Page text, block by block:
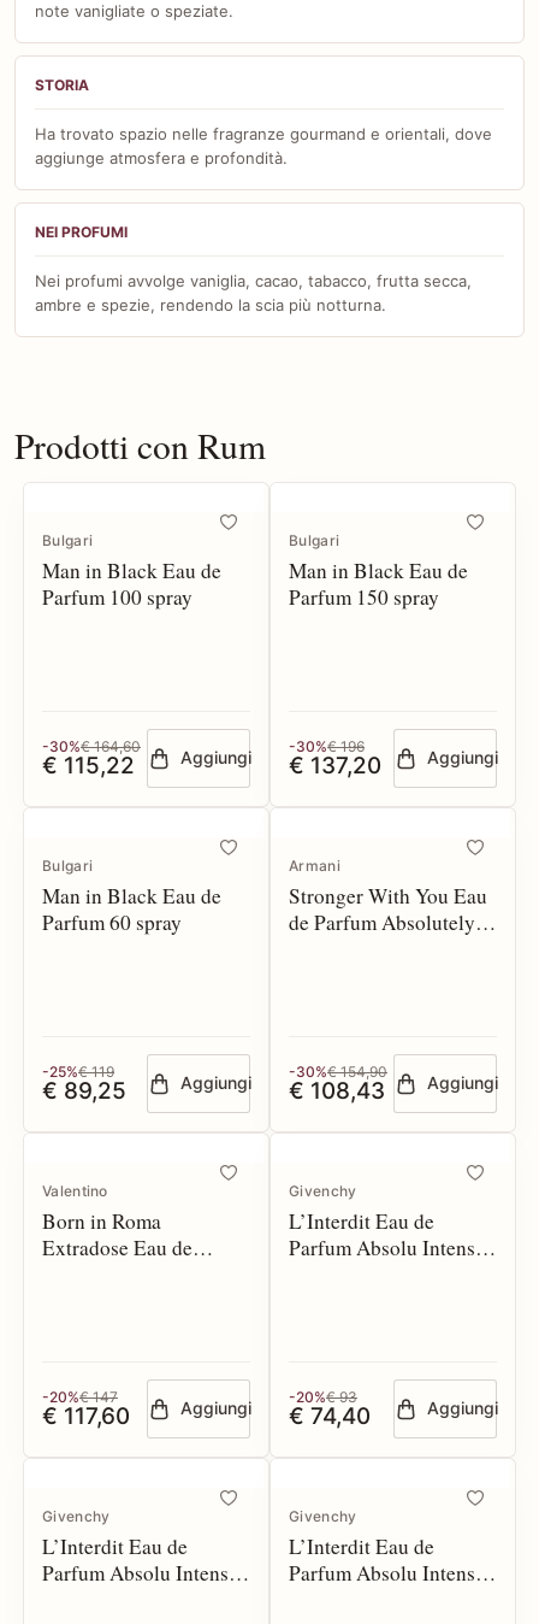
note vanigliate o speziate.
STORIA
Ha trovato spazio nelle fragranze gourmand e orientali, dove
aggiunge atmosfera e profondità.
NEI PROFUMI
Nei profumi avvolge vaniglia, cacao, tabacco, frutta secca,
ambre e spezie, rendendo la scia più notturna.
Prodotti con Rum
Bulgari
Man in Black Eau de
Parfum 100 spray
-30%€ 164,60
€ 115,22 Aggiungi
Bulgari
Man in Black Eau de
Parfum 150 spray
-30%€ 196
€ 137,20 Aggiungi
Bulgari
Man in Black Eau de
Parfum 60 spray
-25%€ 119
€ 89,25 Aggiungi
Armani
Stronger With You Eau
de Parfum Absolutely
-30%€ 154,90
€ 108,43 Aggiungi
Valentino
Born in Roma
Extradose Eau de
-20%€ 147
€ 117,60 Aggiungi
Givenchy
L’Interdit Eau de
Parfum Absolu Intense
-20%€ 93
€ 74,40 Aggiungi
Givenchy
L’Interdit Eau de
Parfum Absolu Intense
Givenchy
L’Interdit Eau de
Parfum Absolu Intense